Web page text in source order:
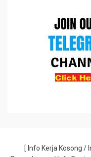
[ Info Kerja Kosong /